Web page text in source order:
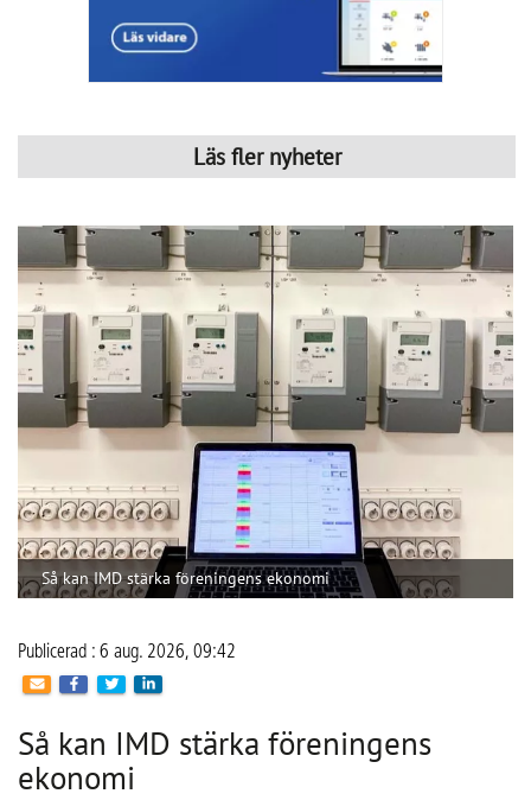
Läs fler nyheter
Så kan IMD stärka föreningens ekonomi
Publicerad : 6 aug. 2026, 09:42
Så kan IMD stärka föreningens
ekonomi